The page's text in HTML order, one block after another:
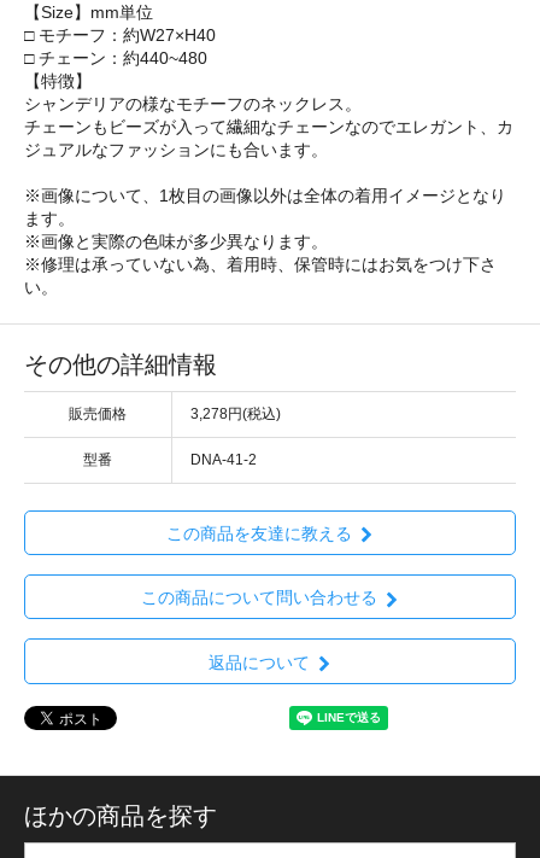
【Size】mm単位
□ モチーフ：約W27×H40
□ チェーン：約440~480
【特徴】
シャンデリアの様なモチーフのネックレス。
チェーンもビーズが入って繊細なチェーンなのでエレガント、カ
ジュアルなファッションにも合います。
※画像について、1枚目の画像以外は全体の着用イメージとなり
ます。
※画像と実際の色味が多少異なります。
※修理は承っていない為、着用時、保管時にはお気をつけ下さ
い。
その他の詳細情報
販売価格 3,278円(税込)
型番 DNA-41-2
この商品を友達に教える
この商品について問い合わせる
返品について
ほかの商品を探す